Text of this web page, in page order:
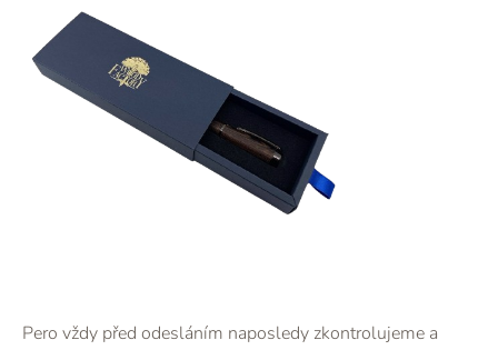
Pero vždy před odesláním naposledy zkontrolujeme a